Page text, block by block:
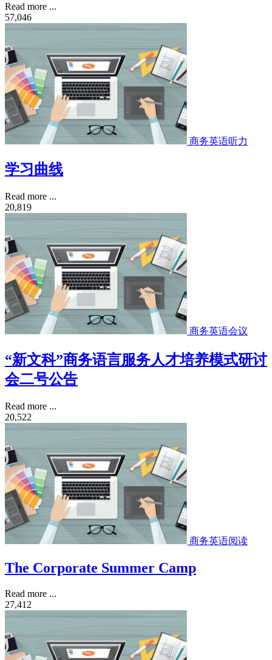
Read more ...
57,046
商务英语听力
学习曲线
Read more ...
20,819
商务英语会议
“新文科”商务语言服务人才培养模式研讨
会二号公告
Read more ...
20,522
商务英语阅读
The Corporate Summer Camp
Read more ...
27,412